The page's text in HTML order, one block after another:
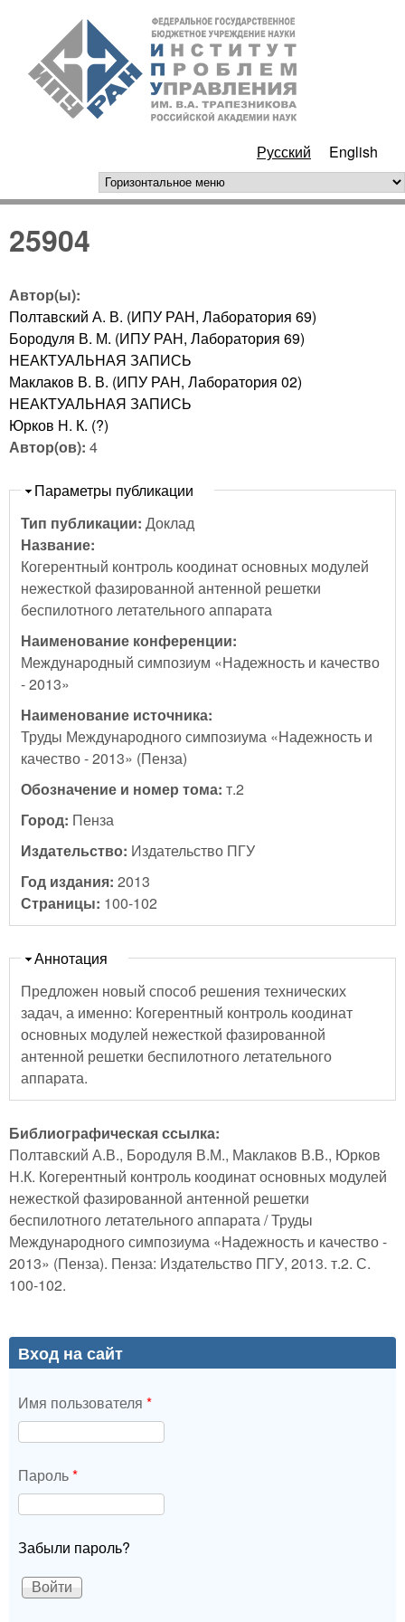
Перейти к основному
содержанию
РАН
Русский English
горизонтальное меню
25904
Автор(ы):
Полтавский А. В. (ИПУ РАН, Лаборатория 69)
Бородуля В. М. (ИПУ РАН, Лаборатория 69)
НЕАКТУАЛЬНАЯ ЗАПИСЬ
Маклаков В. В. (ИПУ РАН, Лаборатория 02)
НЕАКТУАЛЬНАЯ ЗАПИСЬ
Юрков Н. К. (?)
Автор(ов): 4
Скрыть
Параметры публикации
Тип публикации: Доклад
Название:
Когерентный контроль коодинат основных модулей
нежесткой фазированной антенной решетки
беспилотного летательного аппарата
Наименование конференции:
Международный симпозиум «Надежность и качество
- 2013»
Наименование источника:
Труды Международного симпозиума «Надежность и
качество - 2013» (Пенза)
Обозначение и номер тома: т.2
Город: Пенза
Издательство: Издательство ПГУ
Год издания: 2013
Страницы: 100-102
Скрыть
Аннотация
Предложен новый способ решения технических
задач, а именно: Когерентный контроль коодинат
основных модулей нежесткой фазированной
антенной решетки беспилотного летательного
аппарата.
Библиографическая ссылка:
Полтавский А.В., Бородуля В.М., Маклаков В.В., Юрков
Н.К. Когерентный контроль коодинат основных модулей
нежесткой фазированной антенной решетки
беспилотного летательного аппарата / Труды
Международного симпозиума «Надежность и качество -
2013» (Пенза). Пенза: Издательство ПГУ, 2013. т.2. С.
100-102.
Вход на сайт
Имя пользователя *
Пароль*
Забыли пароль?